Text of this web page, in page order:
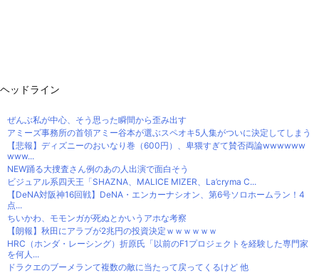
ヘッドライン
ぜんぶ私が中心、そう思った瞬間から歪み出す
アミーズ事務所の首領アミー谷本が選ぶスペオキ5人集がついに決定してしまう
【悲報】ディズニーのおいなり巻（600円）、卑猥すぎて賛否両論wwwwww
www...
NEW踊る大捜査さん例のあの人出演で面白そう
ビジュアル系四天王「SHAZNA、MALICE MIZER、La’cryma C...
【DeNA対阪神16回戦】DeNA・エンカーナシオン、第6号ソロホームラン！4
点...
ちいかわ、モモンガが死ぬとかいうアホな考察
【朗報】秋田にアラブが2兆円の投資決定ｗｗｗｗｗｗ
HRC（ホンダ・レーシング）折原氏「以前のF1プロジェクトを経験した専門家
を何人...
ドラクエのブーメランて複数の敵に当たって戻ってくるけど 他